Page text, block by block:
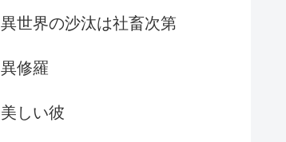
異世界の沙汰は社畜次第
異修羅
美しい彼